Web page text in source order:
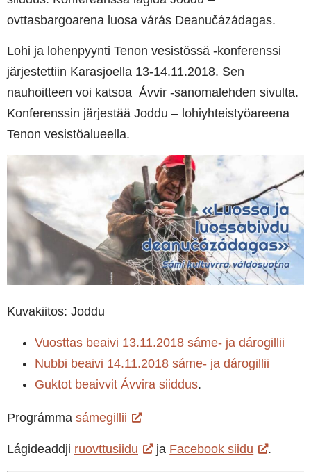
ovttasbargoarena luosa várás Deanučázádagas.
Lohi ja lohenpyynti Tenon vesistössä -konferenssi
järjestettiin Karasjoella 13-14.11.2018. Sen
nauhoitteen voi katsoa Ávvir -sanomalehden sivulta.
Konferenssin järjestää Joddu – lohiyhteistyöareena
Tenon vesistöalueella.
Kuvakiitos: Joddu
Vuosttas beaivi 13.11.2018 sáme- ja dárogillii
Nubbi beaivi 14.11.2018 sáme- ja dárogillii
Guktot beaivvit Ávvira siiddus.
Prográmma sámegillii
Lágideaddji ruovttusiidu ja Facebook siidu .